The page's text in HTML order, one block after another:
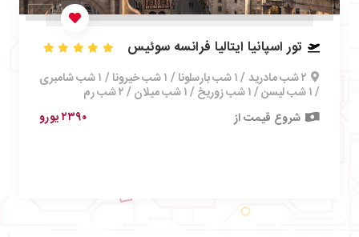
تور اسپانیا ایتالیا فرانسه سوئیس
۲ شب مادرید / ۱ شب بارسلونا / ۱ شب خیرونا / ۱ شب شامبری
/ ۱ شب لیسن / ۱ شب زوریخ / ۱ شب میلان / ۲ شب رم
شروع قیمت از
۲۳۹۰ یورو